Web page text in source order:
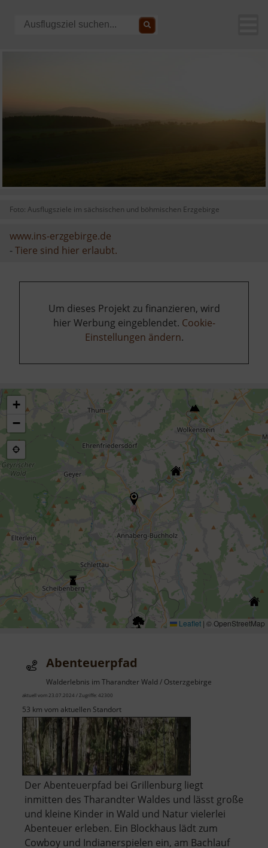
Foto: Ausflugsziele im sächsischen und böhmischen Erzgebirge
www.ins-erzgebirge.de
-Tiere sind hier erlaubt.
Um dieses Projekt zu finanzieren, wird
hier Werbung eingeblendet. Cookie-
Einstellungen ändern.
+
−
Leaflet | © OpenStreetMap
Abenteuerpfad
Walderlebnis im Tharandter Wald / Osterzgebirge
aktuell vom 23.07.2024 / Zugriffe: 42300
53 km vom aktuellen Standort
Der Abenteuerpfad bei Grillenburg liegt
inmitten des Tharandter Waldes und lässt große
und kleine Kinder in Wald und Natur vielerlei
Abenteuer erleben. Ein Blockhaus lädt zum
Cowboy und Indianerspielen ein, am Bachlauf